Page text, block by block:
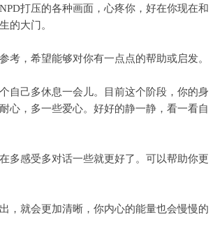
打压的各种画面，心疼你，好在你现在和
的大门。
考，希望能够对你有一点点的帮助或启发。
自己多休息一会儿。目前这个阶段，你的身
心，多一些爱心。好好的静一静，看一看自
多感受多对话一些就更好了。可以帮助你更
，就会更加清晰，你内心的能量也会慢慢的